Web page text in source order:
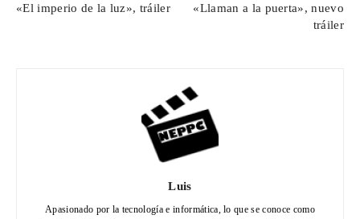
«El imperio de la luz», tráiler
«Llaman a la puerta», nuevo
tráiler
Luis
Apasionado por la tecnología e informática, lo que se conoce como